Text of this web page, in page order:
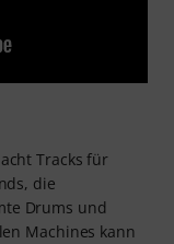
Tracks für
die
Drums und
Machines kann